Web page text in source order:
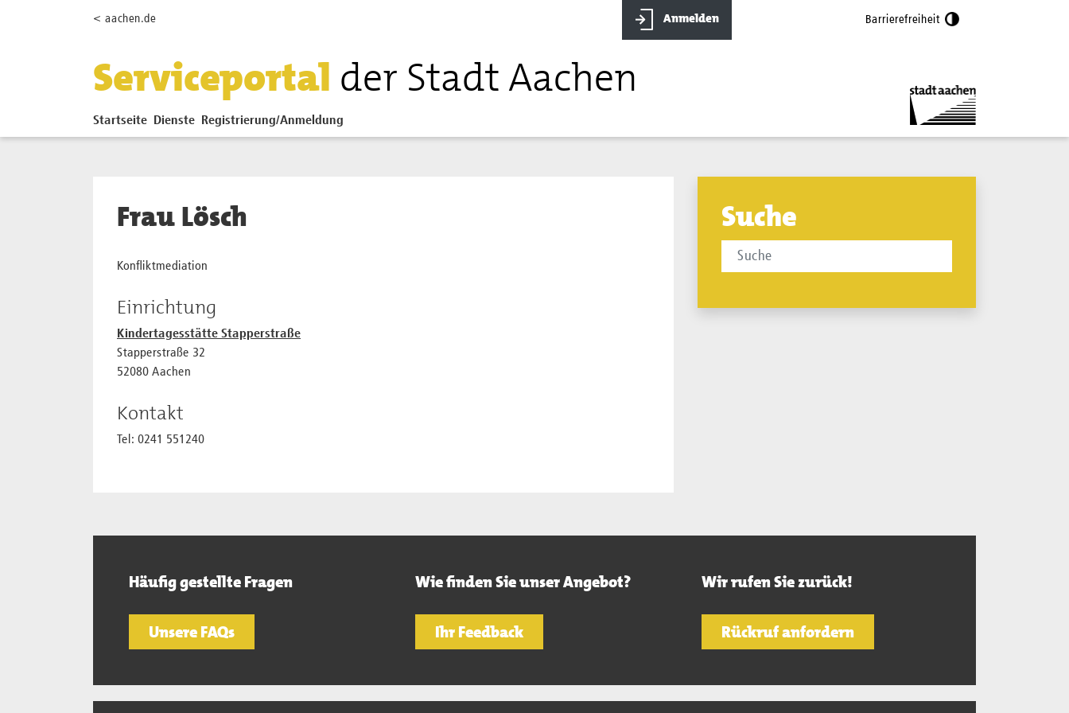
Zum Hauptinhalt springen
< aachen.de Anmelden Barrierefreiheit
Serviceportal der Stadt Aachen
Startseite Dienste Registrierung/Anmeldung
Frau Lösch
Konfliktmediation
Einrichtung
Kindertagesstätte Stapperstraße
Stapperstraße 32
52080 Aachen
Kontakt
Tel: 0241 551240
Suche
Häufig gestellte Fragen
Unsere FAQs
Wie finden Sie unser Angebot?
Ihr Feedback
Wir rufen Sie zurück!
Rückruf anfordern